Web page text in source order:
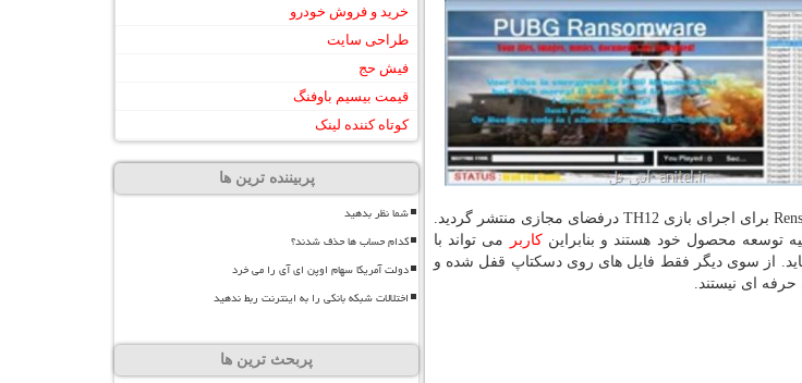
توسعه محصول خود هستند و بنابراینكاربر
می تواند با
از سوی دیگر فقط فایل های روی دسكتاپ قفل شده و
ای نیستند.
خرید و فروش خودرو
طراحی سایت
فیش حج
قیمت بیسیم باوفنگ
کوتاه کننده لینک
پربیننده ترین ها
شما نظر بدهید
کدام حساب ها حذف شدند؟
دولت آمریکا سهام اوپن ای آی را می خرد
اختلالات شبکه بانکی را به اینترنت ربط ندهید
پربحث ترین ها